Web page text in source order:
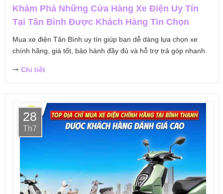
Khám Phá Những Cửa Hàng Xe Điện Uy Tín
Tại Tân Bình Được Khách Hàng Tin Chọn
Mua xe điện Tân Bình uy tín giúp bạn dễ dàng lựa chọn xe
chính hãng, giá tốt, bảo hành đầy đủ và hỗ trợ trả góp nhanh.
Chi tiết
28
Th7